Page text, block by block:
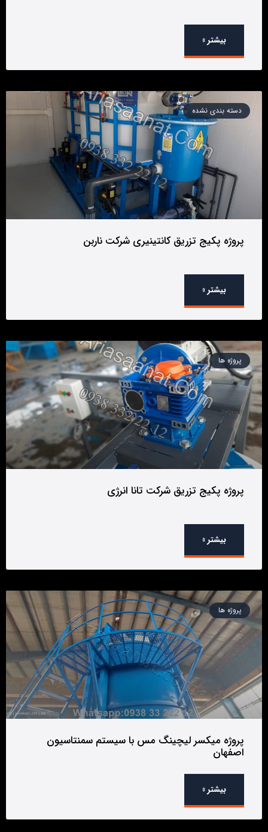
بیشتر »
دسته بندی نشده
پروژه پکیج تزریق کانتینیری شرکت ناربن
بیشتر »
پروژه ها
پروژه پکیج تزریق شرکت تانا انرژی
بیشتر »
پروژه ها
پروژه میکسر لیچینگ مس با سیستم سمنتاسیون
اصفهان
بیشتر »